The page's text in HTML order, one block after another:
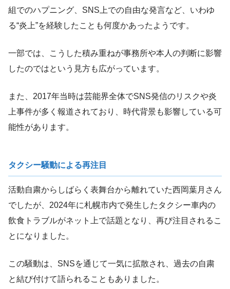
組でのハプニング、SNS上での自由な発言など、いわゆ
る“炎上”を経験したことも何度かあったようです。
一部では、こうした積み重ねが事務所や本人の判断に影響
したのではという見方も広がっています。
また、2017年当時は芸能界全体でSNS発信のリスクや炎
上事件が多く報道されており、時代背景も影響している可
能性があります。
タクシー騒動による再注目
活動自粛からしばらく表舞台から離れていた西岡葉月さん
でしたが、2024年に札幌市内で発生したタクシー車内の
飲食トラブルがネット上で話題となり、再び注目されるこ
とになりました。
この騒動は、SNSを通じて一気に拡散され、過去の自粛
と結び付けて語られることもありました。